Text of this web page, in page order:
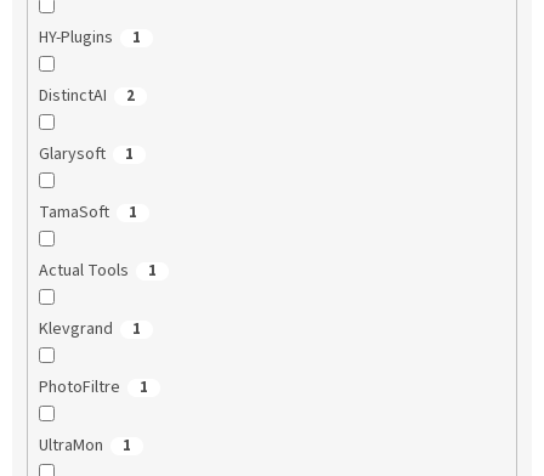
HY-Plugins 1
DistinctAI 2
Glarysoft 1
TamaSoft 1
Actual Tools 1
Klevgrand 1
PhotoFiltre 1
UltraMon 1